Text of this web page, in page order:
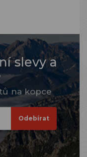
slevy a
na kopce